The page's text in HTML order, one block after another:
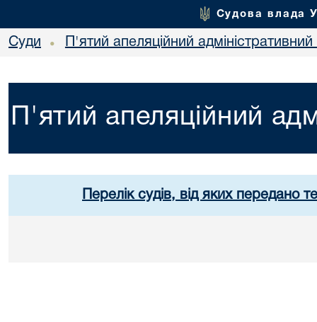
Судова влада
Суди • П'ятий апеляційний адміністративний
П'ятий апеляційний
Перелік судів, від яких передано